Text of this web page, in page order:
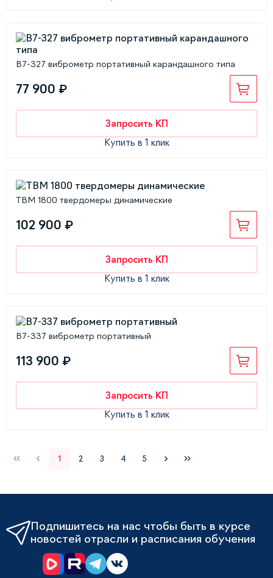
В7-327 виброметр портативный карандашного типа
77 900 ₽
Запросить КП
Купить в 1 клик
ТВМ 1800 твердомеры динамические
102 900 ₽
Запросить КП
Купить в 1 клик
В7-337 виброметр портативный
113 900 ₽
Запросить КП
Купить в 1 клик
1 2 3 4 5
Подпишитесь на нас чтобы быть в курсе
новостей отрасли и расписания обучения